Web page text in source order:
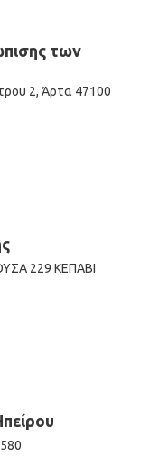
των
2, Άρτα 47100
229 ΚΕΠΑΒΙ